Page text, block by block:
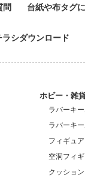
問 台紙や布タグ
ラシダウンロード
ホビー・雑
ラバーキ
ラバーキ
フィギュ
空洞フィ
クッショ